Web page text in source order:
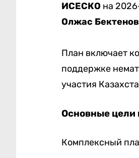
ИСЕСКО на
Олжас Бектенов
План включает
поддержке
участия
Основные цели
Комплексный